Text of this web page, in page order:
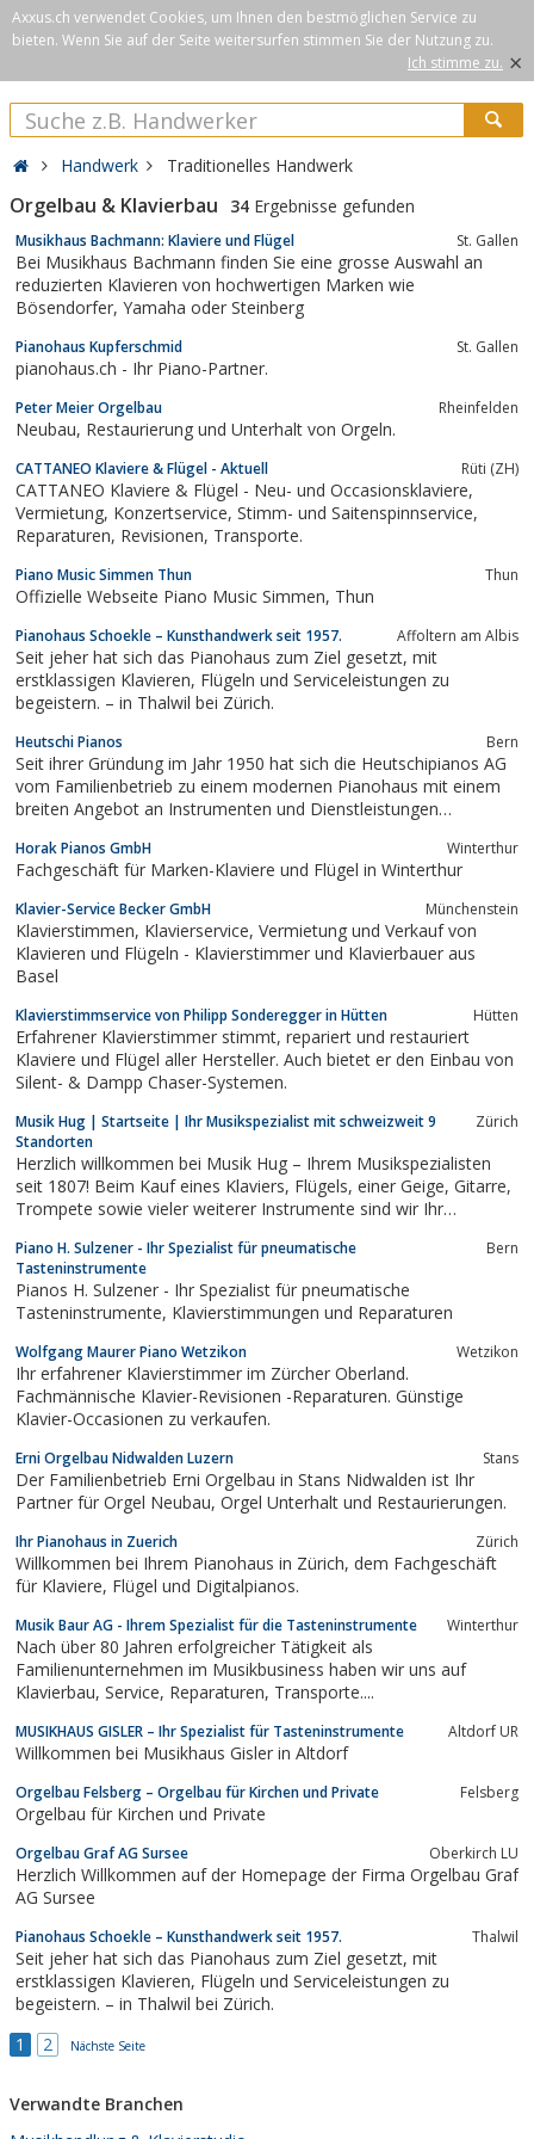
Axxus.ch verwendet Cookies, um Ihnen den bestmöglichen Service zu
bieten. Wenn Sie auf der Seite weitersurfen stimmen Sie der Nutzung zu.
Ich stimme zu. ×
Handwerk Traditionelles Handwerk
Orgelbau & Klavierbau 34 Ergebnisse gefunden
Musikhaus Bachmann: Klaviere und Flügel St. Gallen
Bei Musikhaus Bachmann finden Sie eine grosse Auswahl an
reduzierten Klavieren von hochwertigen Marken wie
Bösendorfer, Yamaha oder Steinberg
Pianohaus Kupferschmid St. Gallen
pianohaus.ch - Ihr Piano-Partner.
Peter Meier Orgelbau Rheinfelden
Neubau, Restaurierung und Unterhalt von Orgeln.
CATTANEO Klaviere & Flügel - Aktuell Rüti (ZH)
CATTANEO Klaviere & Flügel - Neu- und Occasionsklaviere,
Vermietung, Konzertservice, Stimm- und Saitenspinnservice,
Reparaturen, Revisionen, Transporte.
Piano Music Simmen Thun Thun
Offizielle Webseite Piano Music Simmen, Thun
Pianohaus Schoekle – Kunsthandwerk seit 1957. Affoltern am Albis
Seit jeher hat sich das Pianohaus zum Ziel gesetzt, mit
erstklassigen Klavieren, Flügeln und Serviceleistungen zu
begeistern. – in Thalwil bei Zürich.
Heutschi Pianos Bern
Seit ihrer Gründung im Jahr 1950 hat sich die Heutschipianos AG
vom Familienbetrieb zu einem modernen Pianohaus mit einem
breiten Angebot an Instrumenten und Dienstleistungen
Horak Pianos GmbH Winterthur
Fachgeschäft für Marken-Klaviere und Flügel in Winterthur
Klavier-Service Becker GmbH Münchenstein
Klavierstimmen, Klavierservice, Vermietung und Verkauf von
Klavieren und Flügeln - Klavierstimmer und Klavierbauer aus
Basel
Klavierstimmservice von Philipp Sonderegger in Hütten Hütten
Erfahrener Klavierstimmer stimmt, repariert und restauriert
Klaviere und Flügel aller Hersteller. Auch bietet er den Einbau von
Silent- & Dampp Chaser-Systemen.
Musik Hug | Startseite | Ihr Musikspezialist mit schweizweit 9
Standorten
Zürich
Herzlich willkommen bei Musik Hug – Ihrem Musikspezialisten
seit 1807! Beim Kauf eines Klaviers, Flügels, einer Geige, Gitarre,
Trompete sowie vieler weiterer Instrumente sind wir Ihr
Piano H. Sulzener - Ihr Spezialist für pneumatische
Tasteninstrumente
Bern
Pianos H. Sulzener - Ihr Spezialist für pneumatische
Tasteninstrumente, Klavierstimmungen und Reparaturen
Wolfgang Maurer Piano Wetzikon Wetzikon
Ihr erfahrener Klavierstimmer im Zürcher Oberland.
Fachmännische Klavier-Revisionen -Reparaturen. Günstige
Klavier-Occasionen zu verkaufen.
Erni Orgelbau Nidwalden Luzern Stans
Der Familienbetrieb Erni Orgelbau in Stans Nidwalden ist Ihr
Partner für Orgel Neubau, Orgel Unterhalt und Restaurierungen.
Ihr Pianohaus in Zuerich Zürich
Willkommen bei Ihrem Pianohaus in Zürich, dem Fachgeschäft
für Klaviere, Flügel und Digitalpianos.
Musik Baur AG - Ihrem Spezialist für die Tasteninstrumente Winterthur
Nach über 80 Jahren erfolgreicher Tätigkeit als
Familienunternehmen im Musikbusiness haben wir uns auf
Klavierbau, Service, Reparaturen, Transporte....
MUSIKHAUS GISLER – Ihr Spezialist für Tasteninstrumente Altdorf UR
Willkommen bei Musikhaus Gisler in Altdorf
Orgelbau Felsberg – Orgelbau für Kirchen und Private Felsberg
Orgelbau für Kirchen und Private
Orgelbau Graf AG Sursee Oberkirch LU
Herzlich Willkommen auf der Homepage der Firma Orgelbau Graf
AG Sursee
Pianohaus Schoekle – Kunsthandwerk seit 1957. Thalwil
Seit jeher hat sich das Pianohaus zum Ziel gesetzt, mit
erstklassigen Klavieren, Flügeln und Serviceleistungen zu
begeistern. – in Thalwil bei Zürich.
1
2 Nächste Seite
Verwandte Branchen